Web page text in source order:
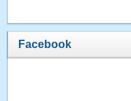
Facebook